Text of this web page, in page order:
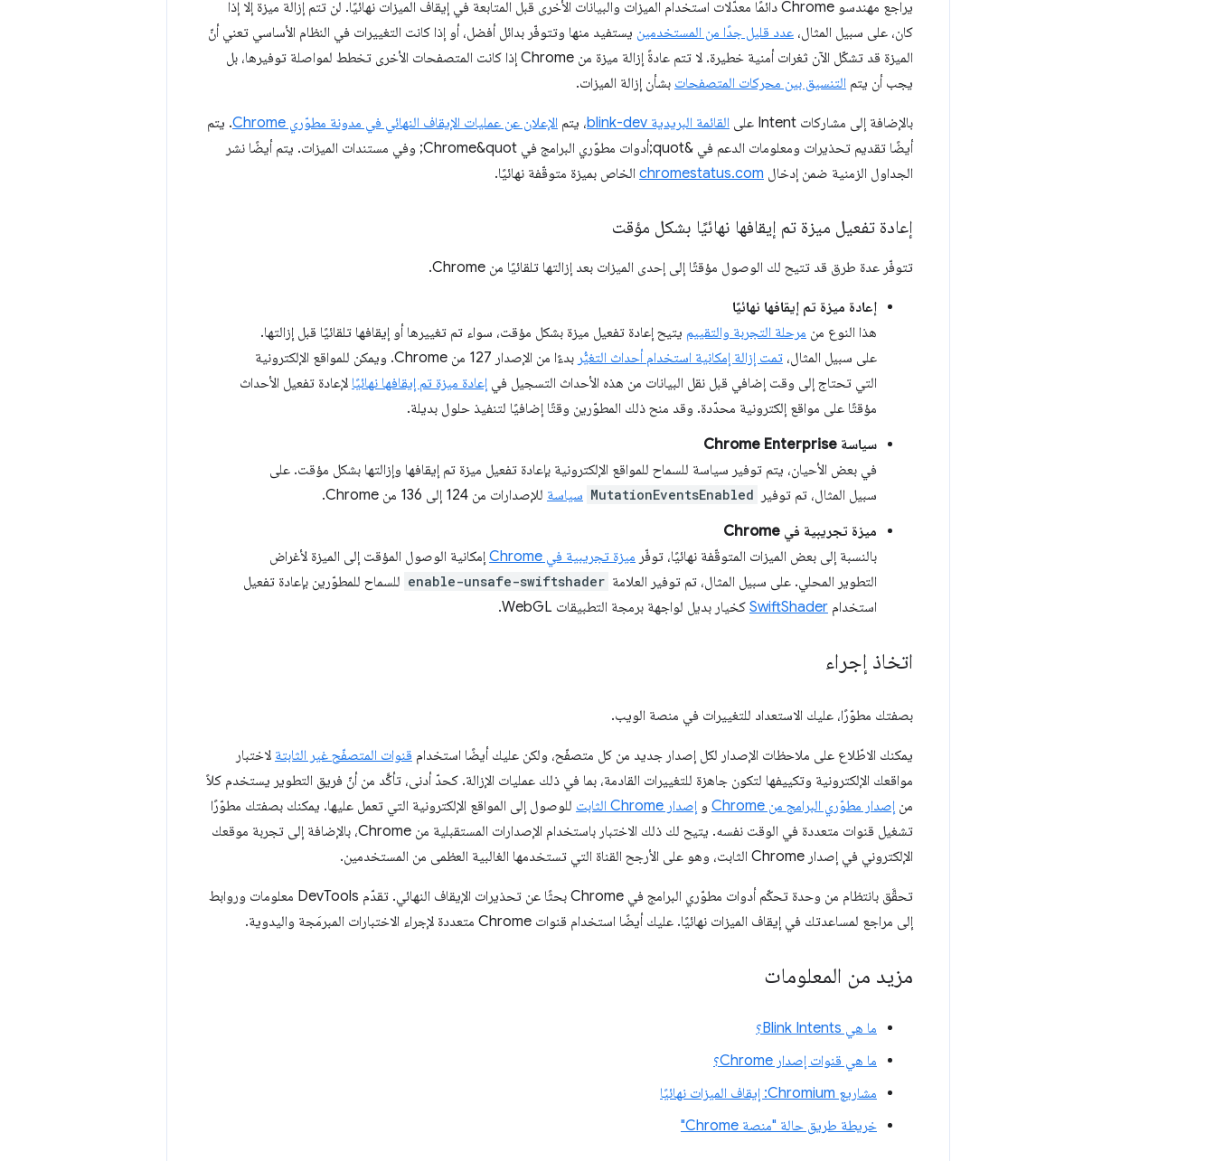
يراجع مهندسو Chrome دائمًا معدّلات استخدام الميزات والبيانات الأخرى قبل المتابعة في إيقاف الميزات نهائيًا. لن تتم إزالة ميزة إلا إذا
كان، على سبيل المثال، عدد قليل جدًا من المستخدمين يستفيد منها وتتوفّر بدائل أفضل، أو إذا كانت التغييرات في النظام الأساسي تعني أنّ
الميزة قد تشكّل الآن ثغرات أمنية خطيرة. لا تتم عادةً إزالة ميزة من Chrome إذا كانت المتصفحات الأخرى تخطط لمواصلة توفيرها، بل
يجب أن يتم التنسيق بين محركات المتصفحات بشأن إزالة الميزات.
بالإضافة إلى مشاركات Intent على القائمة البريدية blink-dev ، يتم الإعلان عن عمليات الإيقاف النهائي في مدونة مطوّري Chrome
. يتم
أيضًا تقديم تحذيرات ومعلومات الدعم في &quot;أدوات مطوّري البرامج في Chrome&quot; وفي مستندات الميزات. يتم أيضًا نشر
الجداول الزمنية ضمن إدخال chromestatus.com الخاص بميزة متوقّفة نهائيًا.
إعادة تفعيل ميزة تم إيقافها نهائيًا بشكل مؤقت
تتوفّر عدة طرق قد تتيح لك الوصول مؤقتًا إلى إحدى الميزات بعد إزالتها تلقائيًا من Chrome.
إعادة ميزة تم إيقافها نهائيًا
هذا النوع من مرحلة التجربة والتقييم يتيح إعادة تفعيل ميزة بشكل مؤقت، سواء تم تغييرها أو إيقافها تلقائيًا قبل إزالتها.
على سبيل المثال، تمت إزالة إمكانية استخدام أحداث التغيُّر
بدءًا من الإصدار 127 من Chrome. ويمكن للمواقع الإلكترونية
التي تحتاج إلى وقت إضافي قبل نقل البيانات من هذه الأحداث التسجيل في إعادة ميزة تم إيقافها نهائيًا لإعادة تفعيل الأحداث
مؤقتًا على مواقع إلكترونية محدّدة. وقد منح ذلك المطوّرين وقتًا إضافيًا لتنفيذ حلول بديلة.
سياسة Chrome Enterprise
في بعض الأحيان، يتم توفير سياسة للسماح للمواقع الإلكترونية بإعادة تفعيل ميزة تم إيقافها وإزالتها بشكل مؤقت. على
سبيل المثال، تم توفير
MutationEventsEnabled سياسة للإصدارات من 124 إلى 136 من Chrome.
ميزة تجريبية في Chrome
بالنسبة إلى بعض الميزات المتوقّفة نهائيًا، توفّر ميزة تجريبية في Chrome
إمكانية الوصول المؤقت إلى الميزة لأغراض
التطوير المحلي. على سبيل المثال، تم توفير العلامة enable-unsafe-swiftshader للسماح للمطوّرين بإعادة تفعيل
استخدام SwiftShader كخيار بديل لواجهة برمجة التطبيقات WebGL.
اتخاذ إجراء
بصفتك مطوّرًا، عليك الاستعداد للتغييرات في منصة الويب.
يمكنك الاطّلاع على ملاحظات الإصدار لكل إصدار جديد من كل متصفّح، ولكن عليك أيضًا استخدام قنوات المتصفّح غير الثابتة لاختبار
مواقعك الإلكترونية وتكييفها لتكون جاهزة للتغييرات القادمة، بما في ذلك عمليات الإزالة. كحدّ أدنى، تأكَّد من أنّ فريق التطوير يستخدم كلاً
من إصدار مطوّري البرامج من Chrome و إصدار Chrome الثابت
للوصول إلى المواقع الإلكترونية التي تعمل عليها. يمكنك بصفتك مطوّرًا
تشغيل قنوات متعددة في الوقت نفسه. يتيح لك ذلك الاختبار باستخدام الإصدارات المستقبلية من Chrome، بالإضافة إلى تجربة موقعك
الإلكتروني في إصدار Chrome الثابت، وهو على الأرجح القناة التي تستخدمها الغالبية العظمى من المستخدمين.
تحقَّق بانتظام من وحدة تحكّم أدوات مطوّري البرامج في Chrome بحثًا عن تحذيرات الإيقاف النهائي. تقدّم DevTools معلومات وروابط
إلى مراجع لمساعدتك في إيقاف الميزات نهائيًا. عليك أيضًا استخدام قنوات Chrome متعددة لإجراء الاختبارات المبرمَجة واليدوية.
مزيد من المعلومات
ما هي Blink Intents؟
ما هي قنوات إصدار Chrome؟
مشاريع Chromium: إيقاف الميزات نهائيًا
خريطة طريق حالة "منصة Chrome"